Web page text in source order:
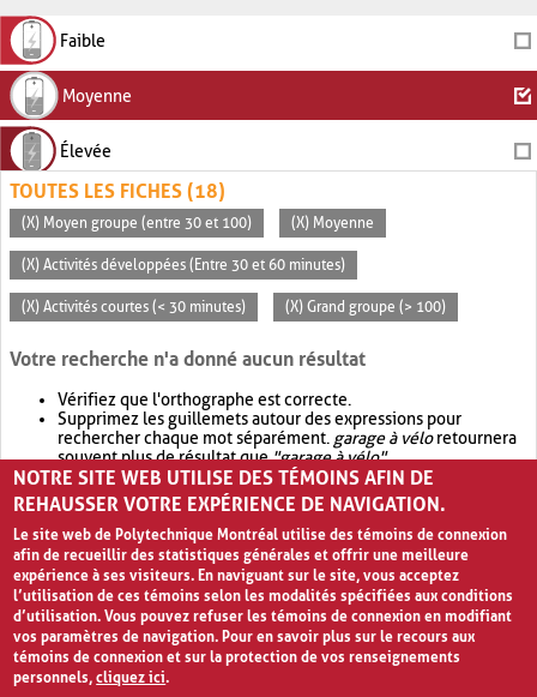
Faible
Moyenne
Élevée
TOUTES LES FICHES (18)
(X) Moyen groupe (entre 30 et 100) (X) Moyenne
(X) Activités développées (Entre 30 et 60 minutes)
(X) Activités courtes (< 30 minutes) (X) Grand groupe (> 100)
Votre recherche n'a donné aucun résultat
Vérifiez que l'orthographe est correcte.
Supprimez les guillemets autour des expressions pour
rechercher chaque mot séparément. garage à véloretournera
souvent plus de résultat que"garage à vélo".
Envisagez d'élargir votre recherche avec OR.garage OR vélo
retournera souvent plus de résultat quegarage à vélo
NOTRE SITE WEB UTILISE DES TÉMOINS AFIN DE
REHAUSSER VOTRE EXPÉRIENCE DE NAVIGATION.
Le site web de Polytechnique Montréal utilise des témoins de connexion
afin de recueillir des statistiques générales et offrir une meilleure
expérience à ses visiteurs. En naviguant sur le site, vous acceptez
l’utilisation de ces témoins selon les modalités spécifiées aux conditions
d’utilisation. Vous pouvez refuser les témoins de connexion en modifiant
vos paramètres de navigation. Pour en savoir plus sur le recours aux
témoins de connexion et sur la protection de vos renseignements
personnels,cliquez ici.